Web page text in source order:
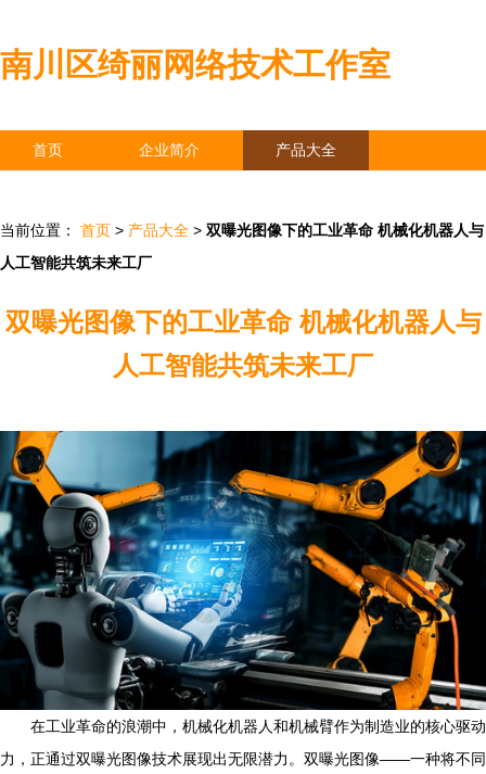
南川区绮丽网络技术工作室
首页 企业简介 产品大全
当前位置： 首页 > 产品大全 > 双曝光图像下的工业革命 机械化机器人与
人工智能共筑未来工厂
双曝光图像下的工业革命 机械化机器人与
人工智能共筑未来工厂
在工业革命的浪潮中，机械化机器人和机械臂作为制造业的核心驱动
力，正通过双曝光图像技术展现出无限潜力。双曝光图像——一种将不同